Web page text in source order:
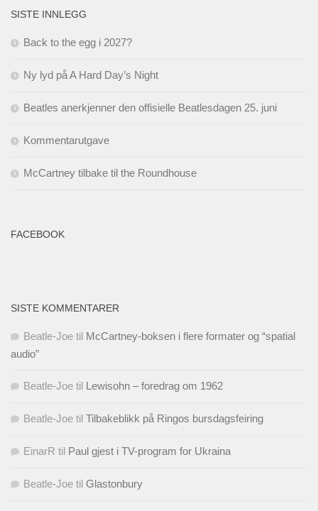
SISTE INNLEGG
Back to the egg i 2027?
Ny lyd på A Hard Day’s Night
Beatles anerkjenner den offisielle Beatlesdagen 25. juni
Kommentarutgave
McCartney tilbake til the Roundhouse
FACEBOOK
SISTE KOMMENTARER
Beatle-Joe til McCartney-boksen i flere formater og “spatial
audio”
Beatle-Joe til Lewisohn – foredrag om 1962
Beatle-Joe til Tilbakeblikk på Ringos bursdagsfeiring
EinarR til Paul gjest i TV-program for Ukraina
Beatle-Joe til Glastonbury